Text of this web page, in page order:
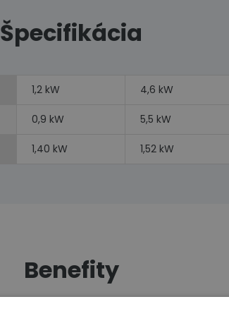
Špecifikácia
1,2 kW 4,6 kW
0,9 kW 5,5 kW
1,40 kW 1,52 kW
Benefity